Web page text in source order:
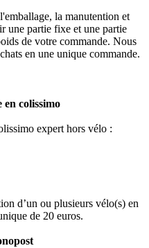
la manutention et
une partie fixe et une partie
de votre commande. Nous
en une unique commande.
colissimo
expert hors vélo :
d’un ou plusieurs vélo(s) en
de 20 euros.